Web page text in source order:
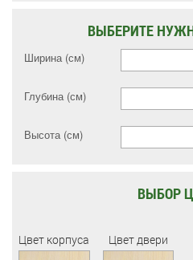
ВЫБЕРИТЕ
Ширина (см)
Глубина (см)
Высота (см)
ВЫБОР
Цвет корпуса Цвет двери